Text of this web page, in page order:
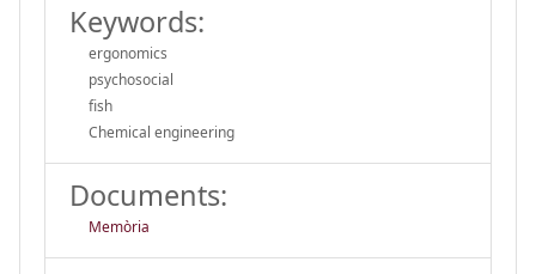
Keywords:
ergonomics
psychosocial
fish
Chemical engineering
Documents:
Memòria